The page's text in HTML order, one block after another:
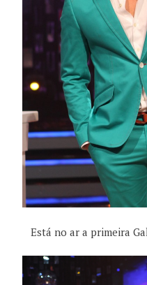
Está no ar a primeira